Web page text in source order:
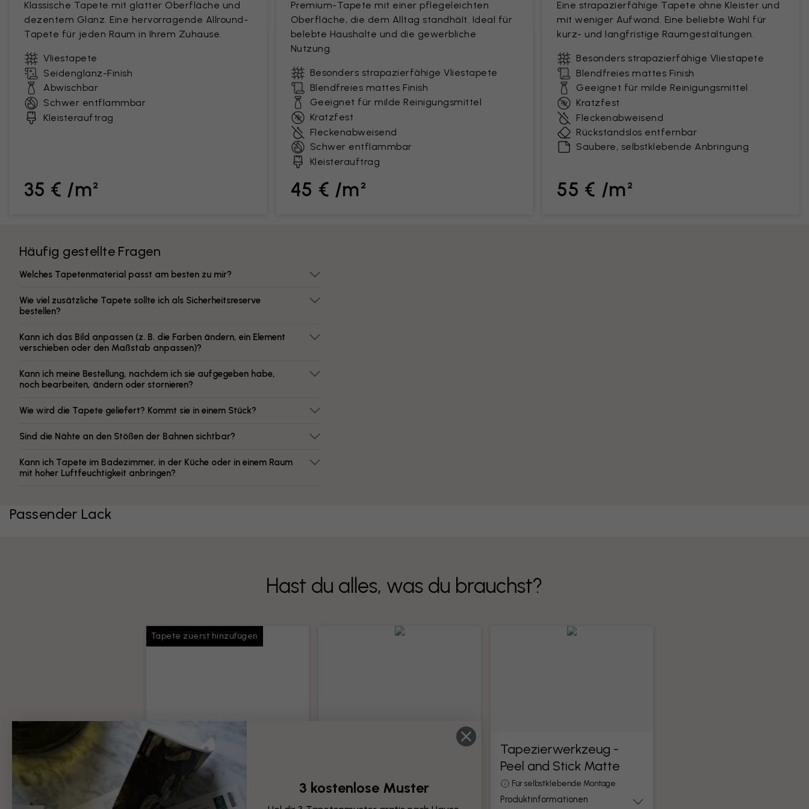
Klassische Tapete mit glatter Oberfläche und
dezentem Glanz. Eine hervorragende Allround-
Tapete für jeden Raum in Ihrem Zuhause.
Vliestapete
Seidenglanz-Finish
Abwischbar
Schwer entflammbar
Kleisterauftrag
35 € /m²
Premium-Tapete mit einer pflegeleichten
Oberfläche, die dem Alltag standhält. Ideal für
belebte Haushalte und die gewerbliche
Nutzung.
Besonders strapazierfähige Vliestapete
Blendfreies mattes Finish
Geeignet für milde Reinigungsmittel
Kratzfest
Fleckenabweisend
Schwer entflammbar
Kleisterauftrag
45 € /m²
Eine strapazierfähige Tapete ohne Kleister und
mit weniger Aufwand. Eine beliebte Wahl für
kurz- und langfristige Raumgestaltungen.
Besonders strapazierfähige Vliestapete
Blendfreies mattes Finish
Geeignet für milde Reinigungsmittel
Kratzfest
Fleckenabweisend
Rückstandslos entfernbar
Saubere, selbstklebende Anbringung
55 € /m²
Häufig gestellte Fragen
Welches Tapetenmaterial passt am besten zu mir?
Wie viel zusätzliche Tapete sollte ich als Sicherheitsreserve
bestellen?
Kann ich das Bild anpassen (z. B. die Farben ändern, ein Element
verschieben oder den Maßstab anpassen)?
Kann ich meine Bestellung, nachdem ich sie aufgegeben habe,
noch bearbeiten, ändern oder stornieren?
Wie wird die Tapete geliefert? Kommt sie in einem Stück?
Sind die Nähte an den Stößen der Bahnen sichtbar?
Kann ich Tapete im Badezimmer, in der Küche oder in einem Raum
mit hoher Luftfeuchtigkeit anbringen?
Passender Lack
Hast du alles, was du brauchst?
Tapete zuerst hinzufügen
Tapeten-Kleister
Ausreichend Klebstoff für Ihre
gesamte Bestellung
Produktinformationen Produktinformationen
Tapezierwerkzeug -
Peel and Stick Matte
Für selbstklebende Montage
Produktinformationen
3 kostenlose Muster